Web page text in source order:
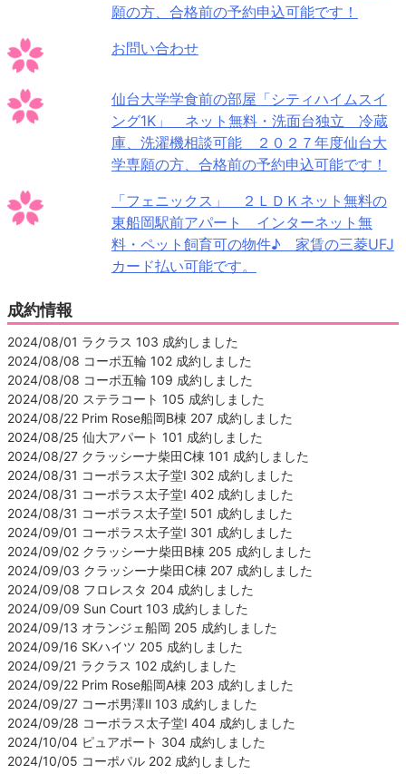
願の方、合格前の予約申込可能です！
お問い合わせ
仙台大学学食前の部屋「シティハイムスイ
ング1K」 ネット無料・洗面台独立 冷蔵
庫、洗濯機相談可能 ２０２７年度仙台大
学専願の方、合格前の予約申込可能です！
「フェニックス」 ２ＬＤＫネット無料の
東船岡駅前アパート インターネット無
料・ペット飼育可の物件♪ 家賃の三菱UFJ
カード払い可能です。
成約情報
2024/08/01 ラクラス 103 成約しました
2024/08/08 コーポ五輪 102 成約しました
2024/08/08 コーポ五輪 109 成約しました
2024/08/20 ステラコート 105 成約しました
2024/08/22 Prim Rose船岡B棟 207 成約しました
2024/08/25 仙大アパート 101 成約しました
2024/08/27 クラッシーナ柴田C棟 101 成約しました
2024/08/31 コーポラス太子堂Ⅰ 302 成約しました
2024/08/31 コーポラス太子堂Ⅰ 402 成約しました
2024/08/31 コーポラス太子堂Ⅰ 501 成約しました
2024/09/01 コーポラス太子堂Ⅰ 301 成約しました
2024/09/02 クラッシーナ柴田B棟 205 成約しました
2024/09/03 クラッシーナ柴田C棟 207 成約しました
2024/09/08 フロレスタ 204 成約しました
2024/09/09 Sun Court 103 成約しました
2024/09/13 オランジェ船岡 205 成約しました
2024/09/16 SKハイツ 205 成約しました
2024/09/21 ラクラス 102 成約しました
2024/09/22 Prim Rose船岡A棟 203 成約しました
2024/09/27 コーポ男澤Ⅱ 103 成約しました
2024/09/28 コーポラス太子堂Ⅰ 404 成約しました
2024/10/04 ピュアポート 304 成約しました
2024/10/05 コーポパル 202 成約しました